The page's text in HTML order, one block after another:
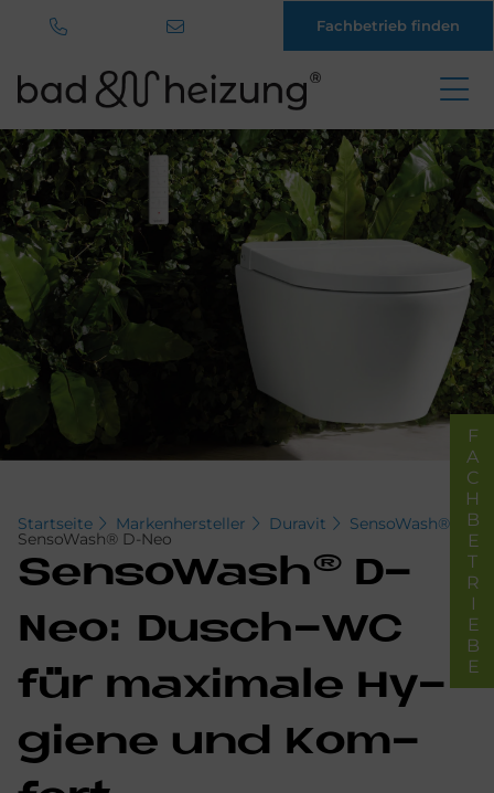
Direkt
zum
Inhalt
Fachbetrieb finden
Startseite Markenhersteller Duravit SensoWash®
SensoWash® D-Neo
Sen­so­Wa­s­h® D-
Neo: Dusch-WC
für ma­xi­ma­le Hy­
gie­ne und Kom­
FACHBETRIEBE